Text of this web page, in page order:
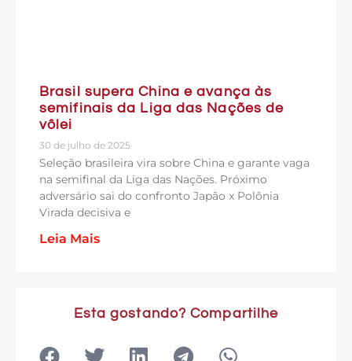
Brasil supera China e avança às
semifinais da Liga das Nações de
vôlei
30 de julho de 2025
Seleção brasileira vira sobre China e garante vaga
na semifinal da Liga das Nações. Próximo
adversário sai do confronto Japão x Polônia
Virada decisiva e
Leia Mais
Esta gostando? Compartilhe